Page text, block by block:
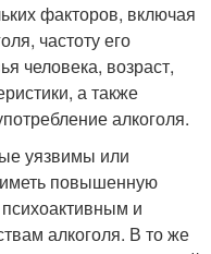
факторов, включая
частоту его
человека, возраст,
а также
алкоголя.
уязвимы или
иметь повышенную
и
алкоголя. В то же